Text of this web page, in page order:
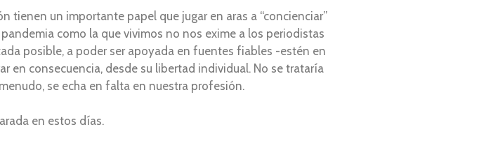
tienen un importante papel que jugar en aras a “concienciar”
como la que vivimos no nos exime a los periodistas
posible, a poder ser apoyada en fuentes fiables -estén en
en consecuencia, desde su libertad individual. No se trataría
se echa en falta en nuestra profesión.
en estos días.